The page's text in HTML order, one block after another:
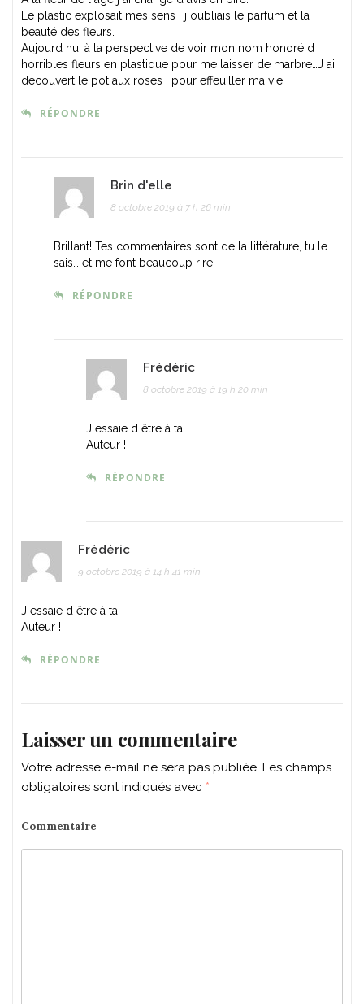
Le plastic explosait mes sens , j oubliais le parfum et la
beauté des fleurs.
Aujourd hui à la perspective de voir mon nom honoré d
horribles fleurs en plastique pour me laisser de marbre…J ai
découvert le pot aux roses , pour effeuiller ma vie.
RÉPONDRE
Brin d'elle
8 octobre 2019 à 7 h 26 min
Brillant! Tes commentaires sont de la littérature, tu le
sais… et me font beaucoup rire!
RÉPONDRE
Frédéric
8 octobre 2019 à 19 h 20 min
J essaie d être à ta
Auteur !
RÉPONDRE
Frédéric
9 octobre 2019 à 14 h 41 min
J essaie d être à ta
Auteur !
RÉPONDRE
Laisser un commentaire
Votre adresse e-mail ne sera pas publiée. Les champs
obligatoires sont indiqués avec *
Commentaire